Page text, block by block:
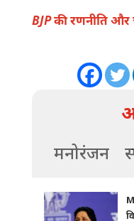
BJP की रणनीति और
मनोरंजन